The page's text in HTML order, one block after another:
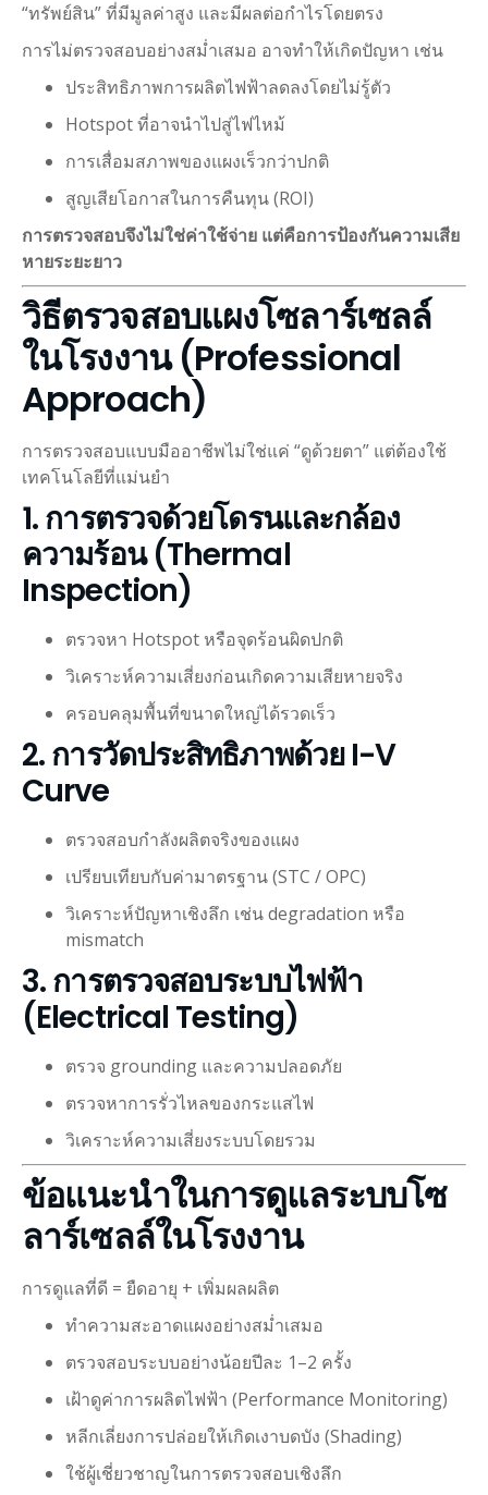
“ทรัพย์สิน” ที่มีมูลค่าสูง และมีผลต่อกำไรโดยตรง
การไม่ตรวจสอบอย่างสม่ำเสมอ อาจทำให้เกิดปัญหา เช่น
ประสิทธิภาพการผลิตไฟฟ้าลดลงโดยไม่รู้ตัว
Hotspot ที่อาจนำไปสู่ไฟไหม้
การเสื่อมสภาพของแผงเร็วกว่าปกติ
สูญเสียโอกาสในการคืนทุน (ROI)
การตรวจสอบจึงไม่ใช่ค่าใช้จ่าย แต่คือการป้องกันความเสีย
หายระยะยาว
วิธีตรวจสอบแผงโซลาร์เซลล์
ในโรงงาน (Professional
Approach)
การตรวจสอบแบบมืออาชีพไม่ใช่แค่ “ดูด้วยตา” แต่ต้องใช้
เทคโนโลยีที่แม่นยำ
1. การตรวจด้วยโดรนและกล้อง
ความร้อน (Thermal
Inspection)
ตรวจหา Hotspot หรือจุดร้อนผิดปกติ
วิเคราะห์ความเสี่ยงก่อนเกิดความเสียหายจริง
ครอบคลุมพื้นที่ขนาดใหญ่ได้รวดเร็ว
2. การวัดประสิทธิภาพด้วย I-V
Curve
ตรวจสอบกำลังผลิตจริงของแผง
เปรียบเทียบกับค่ามาตรฐาน (STC / OPC)
วิเคราะห์ปัญหาเชิงลึก เช่น degradation หรือ
mismatch
3. การตรวจสอบระบบไฟฟ้า
(Electrical Testing)
ตรวจ grounding และความปลอดภัย
ตรวจหาการรั่วไหลของกระแสไฟ
วิเคราะห์ความเสี่ยงระบบโดยรวม
ข้อแนะนำในการดูแลระบบโซ
ลาร์เซลล์ในโรงงาน
การดูแลที่ดี = ยืดอายุ + เพิ่มผลผลิต
ทำความสะอาดแผงอย่างสม่ำเสมอ
ตรวจสอบระบบอย่างน้อยปีละ 1–2 ครั้ง
เฝ้าดูค่าการผลิตไฟฟ้า (Performance Monitoring)
หลีกเลี่ยงการปล่อยให้เกิดเงาบดบัง (Shading)
ใช้ผู้เชี่ยวชาญในการตรวจสอบเชิงลึก